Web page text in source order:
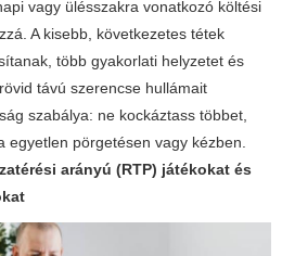
vagy ülésszakra vonatkozó költési
A kisebb, következetes tétek
több gyakorlati helyzetet és
távú szerencse hullámait
szabálya: ne kockáztass többet,
egyetlen pörgetésen vagy kézben.
arányú (RTP) játékokat és